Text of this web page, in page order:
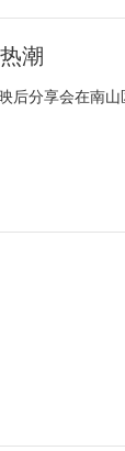
潮
分享会在南山